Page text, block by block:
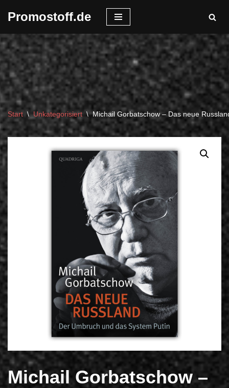
Inhalt
springen
Promostoff.de
Start \ Unkategorisiert \ Michail Gorbatschow – Das neue
Michail Gorbatschow –